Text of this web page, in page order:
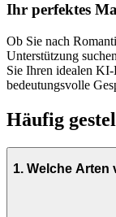
Ihr perfektes
Ob Sie nach
Unterstützung
Sie Ihren idealen
bedeutungsvolle
Häufig
1. Welche Arten